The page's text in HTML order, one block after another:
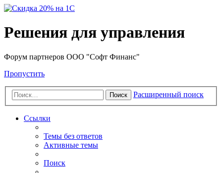
Решения для управления
Форум партнеров ООО "Софт Финанс"
Пропустить
Поиск Расширенный поиск
Ссылки
Темы без ответов
Активные темы
Поиск